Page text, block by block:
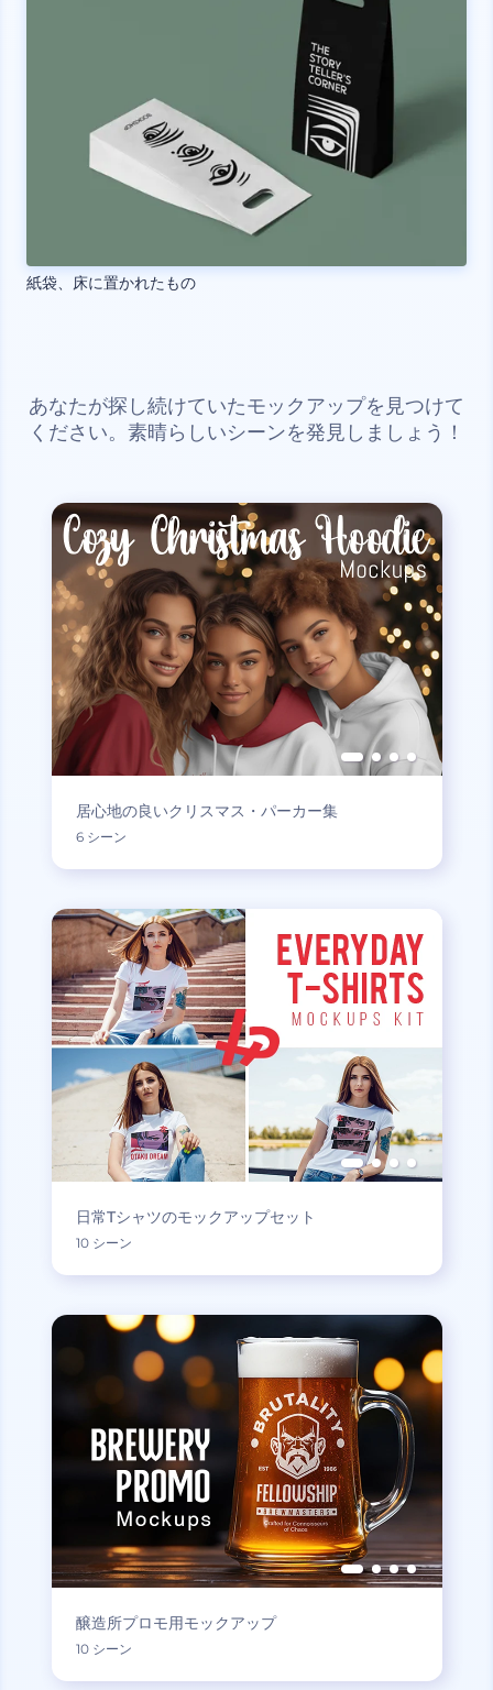
紙袋、床に置かれたもの
あなたが探し続けていたモックアップを見つけて
ください。素晴らしいシーンを発見しましょう！
居心地の良いクリスマス・パーカー集
6 シーン
日常Tシャツのモックアップセット
10 シーン
醸造所プロモ用モックアップ
10 シーン